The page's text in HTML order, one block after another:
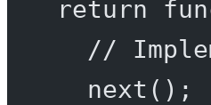
return
//
next ();